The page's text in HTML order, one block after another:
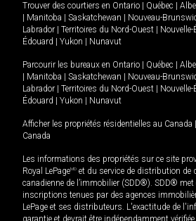
Trouver des courtiers en Ontario Québec
Manitoba Saskatchewan Nouveau-
Labrador
Territoires du Nord-Ouest
Édouard
Yukon Nunavut
Parcourir les bureaux en Ontario Québec
Manitoba Saskatchewan Nouveau-
Labrador
Territoires du Nord-Ouest
Édouard
Yukon Nunavut
Afficher les propriétés résidentielles au Canada
Canada
Les informations des propriétés sur ce site
Royal LePageMD et du service de distribution de
canadienne de l’immobilier (SDD®). SDD® met
inscriptions tenues par des agences
LePage et ses distributeurs. L'exactitude de
garantie et devrait être indépendamment